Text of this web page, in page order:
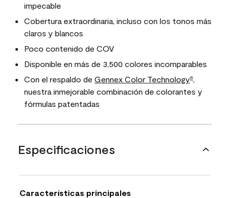
impecable
Cobertura extraordinaria, incluso con los tonos más
claros y blancos
Poco contenido de COV
Disponible en más de 3,500 colores incomparables
Con el respaldo de Gennex Color Technology®,
nuestra inmejorable combinación de colorantes y
fórmulas patentadas
Especificaciones
Características principales